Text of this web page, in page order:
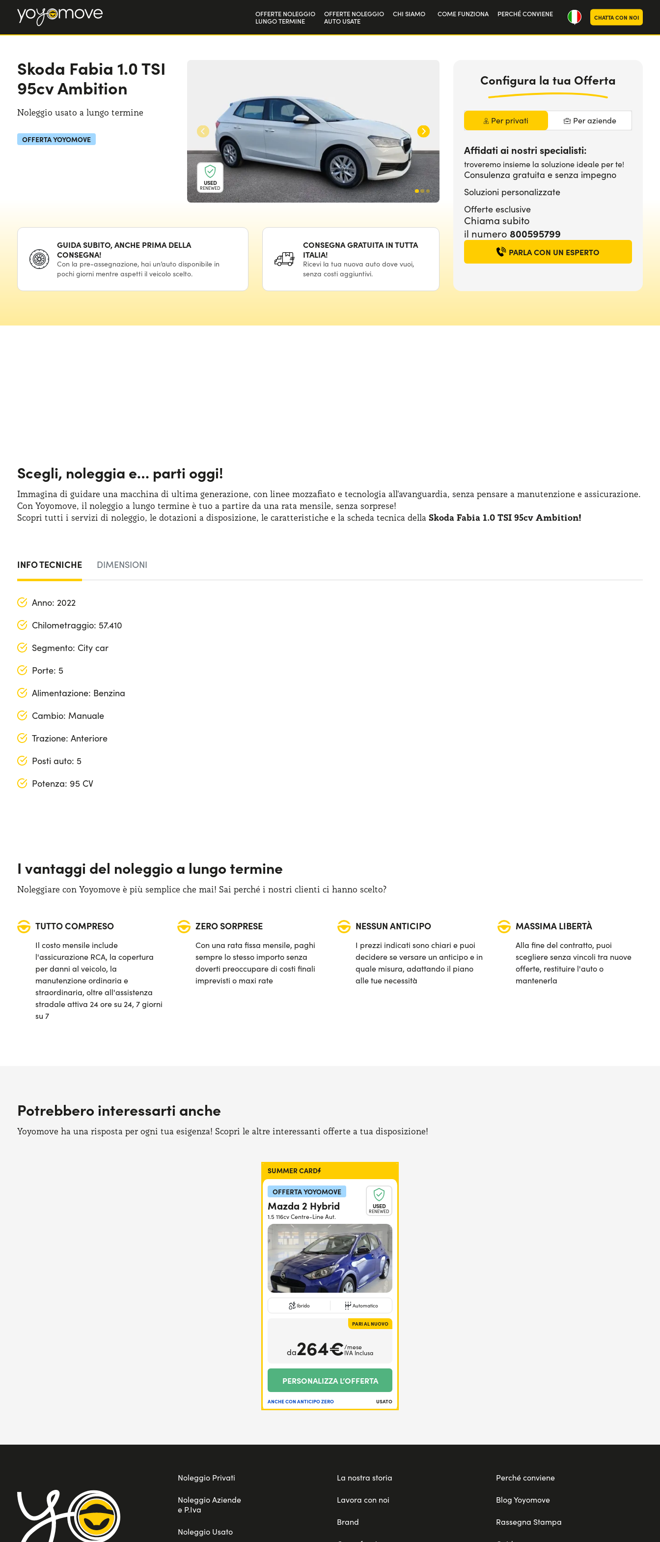
OFFERTE NOLEGGIO
LUNGO TERMINE
OFFERTE NOLEGGIO
AUTO USATE
CHI SIAMO COME FUNZIONA PERCHÉ CONVIENE CHATTA CON NOI
USED
RENEWED
OFFERTA YOYOMOVE
Skoda Fabia 1.0 TSI
95cv Ambition
Noleggio usato a lungo termine
Configura la tua Offerta
Per privati Per aziende
Affidati ai nostri specialisti:
troveremo insieme la soluzione ideale per te!
Consulenza gratuita e senza impegno
Soluzioni personalizzate
Offerte esclusive
Chiama subito
il numero 800595799
PARLA CON UN ESPERTO
GUIDA SUBITO, ANCHE PRIMA DELLA
CONSEGNA!
Con la pre-assegnazione, hai un’auto disponibile in
pochi giorni mentre aspetti il veicolo scelto.
CONSEGNA GRATUITA IN TUTTA
ITALIA!
Ricevi la tua nuova auto dove vuoi,
senza costi aggiuntivi.
Scegli, noleggia e… parti oggi!
Immagina di guidare una macchina di ultima generazione, con linee mozzafiato e tecnologia all'avanguardia, senza pensare a manutenzione e assicurazione.
Con Yoyomove, il noleggio a lungo termine è tuo a partire da una rata mensile, senza sorprese!
Scopri tutti i servizi di noleggio, le dotazioni a disposizione, le caratteristiche e la scheda tecnica della Skoda Fabia 1.0 TSI 95cv Ambition!
INFO TECNICHE DIMENSIONI
Anno: 2022
Chilometraggio: 57.410
Segmento: City car
Porte: 5
Alimentazione: Benzina
Cambio: Manuale
Trazione: Anteriore
Posti auto: 5
Potenza: 95 CV
Bagagliaio (max): 1190 lt
Bagagliaio (min): 380 lt
I vantaggi del noleggio a lungo termine
Noleggiare con Yoyomove è più semplice che mai! Sai perché i nostri clienti ci hanno scelto?
TUTTO COMPRESO
Il costo mensile include
l'assicurazione RCA, la copertura
per danni al veicolo, la
manutenzione ordinaria e
straordinaria, oltre all'assistenza
stradale attiva 24 ore su 24, 7 giorni
su 7
ZERO SORPRESE
Con una rata fissa mensile, paghi
sempre lo stesso importo senza
doverti preoccupare di costi finali
imprevisti o maxi rate
NESSUN ANTICIPO
I prezzi indicati sono chiari e puoi
decidere se versare un anticipo e in
quale misura, adattando il piano
alle tue necessità
MASSIMA LIBERTÀ
Alla fine del contratto, puoi
scegliere senza vincoli tra nuove
offerte, restituire l'auto o
mantenerla
Potrebbero interessarti anche
Yoyomove ha una risposta per ogni tua esigenza! Scopri le altre interessanti offerte a tua disposizione!
SUMMER CARD
OFFERTA YOYOMOVE
USED
RENEWED
Mazda 2 Hybrid
1.5 116cv Centre-Line Aut.
Ibrido Automatico
PARI AL NUOVO
da264€/mese
IVA Inclusa
PERSONALIZZA L’OFFERTA
ANCHE CON ANTICIPO ZERO USATO
Noleggio Privati
Noleggio Aziende
e P.Iva
Noleggio Usato
La nostra storia
Lavora con noi
Brand
Perché conviene
Blog Yoyomove
Rassegna Stampa